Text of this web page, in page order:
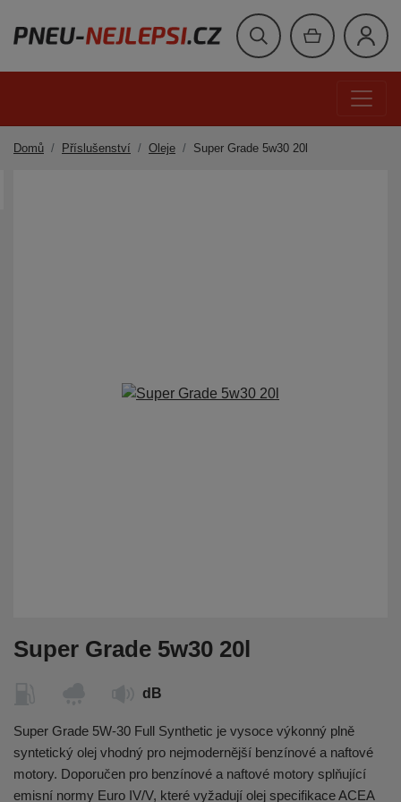
Domů Příslušenství Oleje Super Grade 5w30 20l
Super Grade 5w30 20l
dB
Super Grade 5W-30 Full Synthetic je vysoce výkonný plně
syntetický olej vhodný pro nejmodernější benzínové a naftové
motory. Doporučen pro benzínové a naftové motory splňující
emisní normy Euro IV/V, které vyžadují olej specifikace ACEA